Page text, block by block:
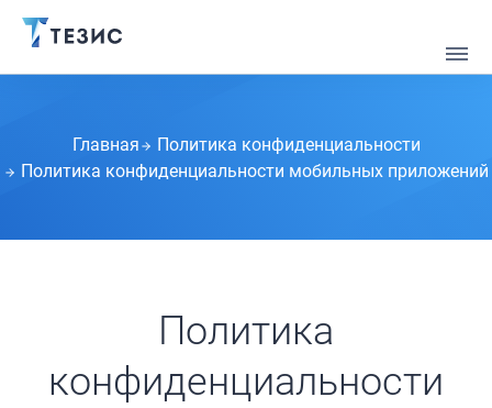
Главная
Политика конфиденциальности
Политика конфиденциальности мобильных приложений
Политика
конфиденциальности